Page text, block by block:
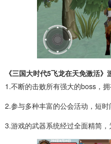
《三国大时代5飞龙在天免激活》
1.不断的击败所有强大的boss，拥
2.参与多种丰富的公会活动，短时
3.游戏的武器系统经过全面精简，